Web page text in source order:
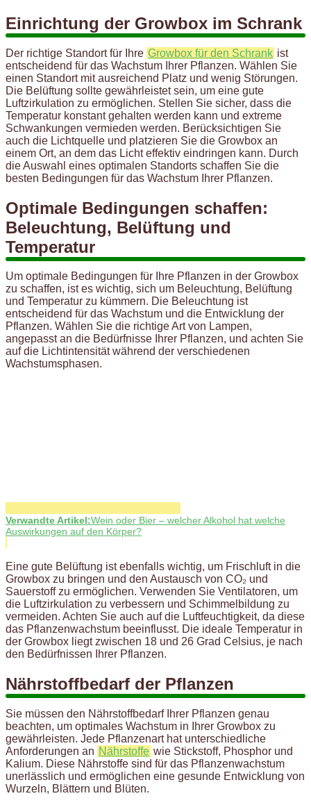
Einrichtung der Growbox im Schrank
Der richtige Standort für Ihre Growbox für den Schrank ist
entscheidend für das Wachstum Ihrer Pflanzen. Wählen Sie
einen Standort mit ausreichend Platz und wenig Störungen.
Die Belüftung sollte gewährleistet sein, um eine gute
Luftzirkulation zu ermöglichen. Stellen Sie sicher, dass die
Temperatur konstant gehalten werden kann und extreme
Schwankungen vermieden werden. Berücksichtigen Sie
auch die Lichtquelle und platzieren Sie die Growbox an
einem Ort, an dem das Licht effektiv eindringen kann. Durch
die Auswahl eines optimalen Standorts schaffen Sie die
besten Bedingungen für das Wachstum Ihrer Pflanzen.
Optimale Bedingungen schaffen:
Beleuchtung, Belüftung und
Temperatur
Um optimale Bedingungen für Ihre Pflanzen in der Growbox
zu schaffen, ist es wichtig, sich um Beleuchtung, Belüftung
und Temperatur zu kümmern. Die Beleuchtung ist
entscheidend für das Wachstum und die Entwicklung der
Pflanzen. Wählen Sie die richtige Art von Lampen,
angepasst an die Bedürfnisse Ihrer Pflanzen, und achten Sie
auf die Lichtintensität während der verschiedenen
Wachstumsphasen.
Verwandte Artikel:Wein oder Bier – welcher Alkohol hat welche
Auswirkungen auf den Körper?
Eine gute Belüftung ist ebenfalls wichtig, um Frischluft in die
Growbox zu bringen und den Austausch von CO₂ und
Sauerstoff zu ermöglichen. Verwenden Sie Ventilatoren, um
die Luftzirkulation zu verbessern und Schimmelbildung zu
vermeiden. Achten Sie auch auf die Luftfeuchtigkeit, da diese
das Pflanzenwachstum beeinflusst. Die ideale Temperatur in
der Growbox liegt zwischen 18 und 26 Grad Celsius, je nach
den Bedürfnissen Ihrer Pflanzen.
Nährstoffbedarf der Pflanzen
Sie müssen den Nährstoffbedarf Ihrer Pflanzen genau
beachten, um optimales Wachstum in Ihrer Growbox zu
gewährleisten. Jede Pflanzenart hat unterschiedliche
Anforderungen an Nährstoffe wie Stickstoff, Phosphor und
Kalium. Diese Nährstoffe sind für das Pflanzenwachstum
unerlässlich und ermöglichen eine gesunde Entwicklung von
Wurzeln, Blättern und Blüten.